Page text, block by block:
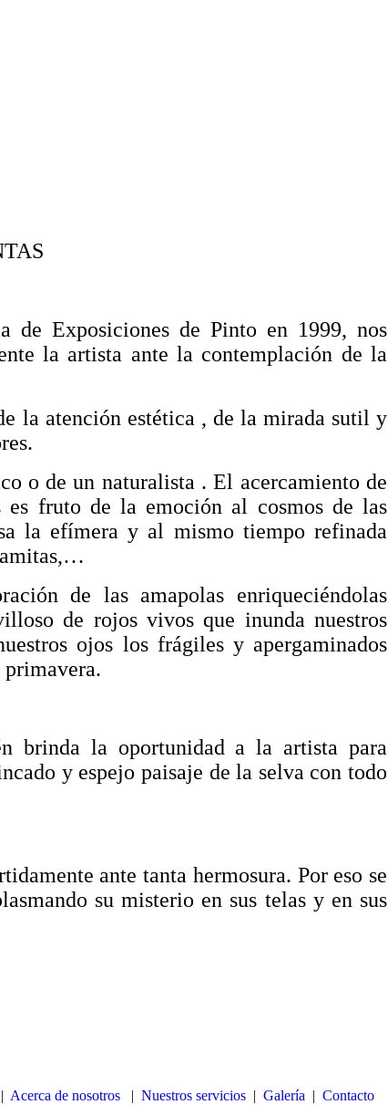
de Exposiciones de Pinto en 1999, nos
la artista ante la contemplación de la
la atención estética , de la mirada sutil y
o de un naturalista . El acercamiento de
es fruto de la emoción al cosmos de las
la efímera y al mismo tiempo refinada
de las amapolas enriqueciéndolas
de rojos vivos que inunda nuestros
ojos los frágiles y apergaminados
primavera.
brinda la oportunidad a la artista para
y espejo paisaje de la selva con todo
ante tanta hermosura. Por eso se
su misterio en sus telas y en sus
Acerca de nosotros | Nuestros servicios| Galería | Contacto